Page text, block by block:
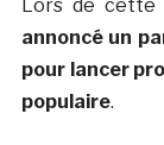
Lors de cette
annoncé un
pour lancer
populaire.